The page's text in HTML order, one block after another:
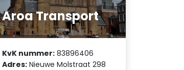
Aroa Transport
KvK nummer: 83896406
Adres: Nieuwe Molstraat 298